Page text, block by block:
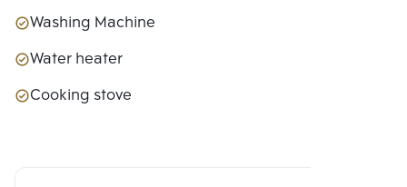
Washing Machine
Water heater
Cooking stove